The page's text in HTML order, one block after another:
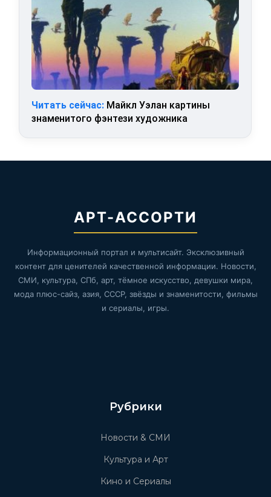
Читать сейчас: Майкл Уэлан картины
знаменитого фэнтези художника
АРТ-АССОРТИ
Информационный портал и мультисайт. Эксклюзивный
контент для ценителей качественной информации. Новости,
СМИ, культура, СПб, арт, тёмное искусство, девушки мира,
мода плюс-сайз, азия, СССР, звёзды и знаменитости, фильмы
и сериалы, игры.
Рубрики
Новости & СМИ
Культура и Арт
Кино и Сериалы